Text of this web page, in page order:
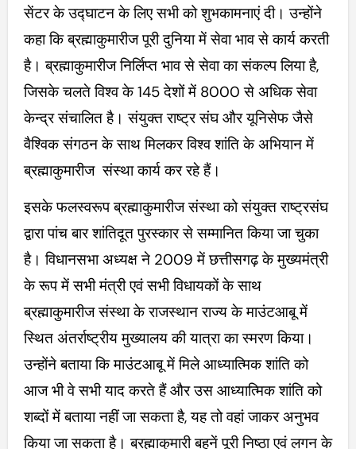
सेंटर के उद्घाटन के लिए सभी को शुभकामनाएं दी। उन्होंने
कहा कि ब्रह्माकुमारीज पूरी दुनिया में सेवा भाव से कार्य करती
है। ब्रह्माकुमारीज निर्लिप्त भाव से सेवा का संकल्प लिया है,
जिसके चलते विश्व के 145 देशों में 8000 से अधिक सेवा
केन्द्र संचालित है। संयुक्त राष्ट्र संघ और यूनिसेफ जैसे
वैश्विक संगठन के साथ मिलकर विश्व शांति के अभियान में
ब्रह्माकुमारीज संस्था कार्य कर रहे हैं।
इसके फलस्वरूप ब्रह्माकुमारीज संस्था को संयुक्त राष्ट्रसंघ
द्वारा पांच बार शांतिदूत पुरस्कार से सम्मानित किया जा चुका
है। विधानसभा अध्यक्ष ने 2009 में छत्तीसगढ़ के मुख्यमंत्री
के रूप में सभी मंत्री एवं सभी विधायकों के साथ
ब्रह्माकुमारीज संस्था के राजस्थान राज्य के माउंटआबू में
स्थित अंतर्राष्ट्रीय मुख्यालय की यात्रा का स्मरण किया।
उन्होंने बताया कि माउंटआबू में मिले आध्यात्मिक शांति को
आज भी वे सभी याद करते हैं और उस आध्यात्मिक शांति को
शब्दों में बताया नहीं जा सकता है, यह तो वहां जाकर अनुभव
किया जा सकता है। ब्रह्माकुमारी बहनें पूरी निष्ठा एवं लगन के